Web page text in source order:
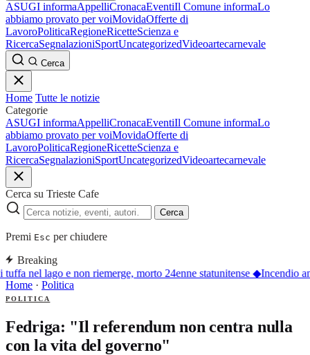
ASUGI informaAppelliCronacaEventiIl Comune informaLo
abbiamo provato per voiMovidaOfferte di
LavoroPoliticaRegioneRicetteScienza e
RicercaSegnalazioniSportUncategorizedVideoartecarnevale
Cerca
Home Tutte le notizie
Categorie
ASUGI informaAppelliCronacaEventiIl Comune informaLo
abbiamo provato per voiMovidaOfferte di
LavoroPoliticaRegioneRicetteScienza e
RicercaSegnalazioniSportUncategorizedVideoartecarnevale
Cerca su Trieste Cafe
Cerca
Premi Esc per chiudere
Breaking
tuffa nel lago e non riemerge, morto 24enne statunitense◆Incendio
Home · Politica
POLITICA
Fedriga: "Il referendum non centra nulla
con la vita del governo"